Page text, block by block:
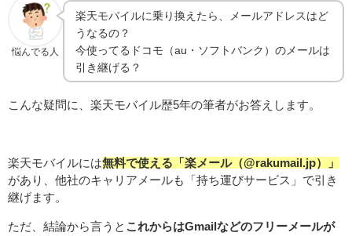
悩んでる人
楽天モバイルに乗り換えたら、メールアドレスはど
うなるの？
今使ってるドコモ（au・ソフトバンク）のメールは
引き継げる？
こんな疑問に、楽天モバイル歴5年の筆者がお答えします。
楽天モバイルには無料で使える「楽メール（@rakumail.jp）」
があり、他社のキャリアメールも「持ち運びサービス」で引き
継げます。
ただ、結論から言うと これからはGmailなどのフリーメールが